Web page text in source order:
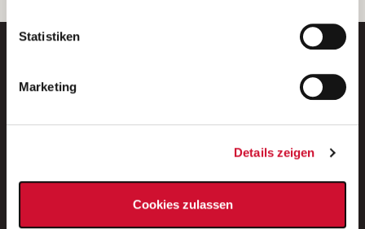
unserer
Statistiken
Marketing
Details zeigen
Cookies zulassen
E-Mail-Adresse eintragen